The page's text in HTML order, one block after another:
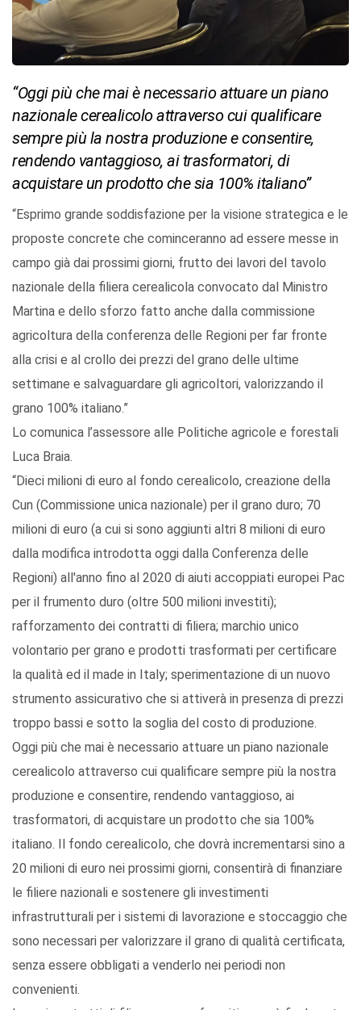
“Oggi più che mai è necessario attuare un piano
nazionale cerealicolo attraverso cui qualificare
sempre più la nostra produzione e consentire,
rendendo vantaggioso, ai trasformatori, di
acquistare un prodotto che sia 100% italiano”
“Esprimo grande soddisfazione per la visione strategica e le
proposte concrete che cominceranno ad essere messe in
campo già dai prossimi giorni, frutto dei lavori del tavolo
nazionale della filiera cerealicola convocato dal Ministro
Martina e dello sforzo fatto anche dalla commissione
agricoltura della conferenza delle Regioni per far fronte
alla crisi e al crollo dei prezzi del grano delle ultime
settimane e salvaguardare gli agricoltori, valorizzando il
grano 100% italiano.”
Lo comunica l’assessore alle Politiche agricole e forestali
Luca Braia.
“Dieci milioni di euro al fondo cerealicolo, creazione della
Cun (Commissione unica nazionale) per il grano duro; 70
milioni di euro (a cui si sono aggiunti altri 8 milioni di euro
dalla modifica introdotta oggi dalla Conferenza delle
Regioni) all'anno fino al 2020 di aiuti accoppiati europei Pac
per il frumento duro (oltre 500 milioni investiti);
rafforzamento dei contratti di filiera; marchio unico
volontario per grano e prodotti trasformati per certificare
la qualità ed il made in Italy; sperimentazione di un nuovo
strumento assicurativo che si attiverà in presenza di prezzi
troppo bassi e sotto la soglia del costo di produzione.
Oggi più che mai è necessario attuare un piano nazionale
cerealicolo attraverso cui qualificare sempre più la nostra
produzione e consentire, rendendo vantaggioso, ai
trasformatori, di acquistare un prodotto che sia 100%
italiano. Il fondo cerealicolo, che dovrà incrementarsi sino a
20 milioni di euro nei prossimi giorni, consentirà di finanziare
le filiere nazionali e sostenere gli investimenti
infrastrutturali per i sistemi di lavorazione e stoccaggio che
sono necessari per valorizzare il grano di qualità certificata,
senza essere obbligati a venderlo nei periodi non
convenienti.